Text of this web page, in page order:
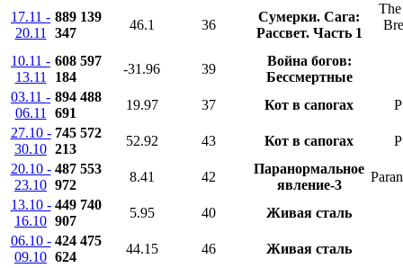
17.11 -
20.11
889 139
347
46.1 36
Сумерки. Сага:
Рассвет. Часть 1
10.11 -
13.11
608 597
184
-31.96 39
Война богов:
Бессмертные
03.11 -
06.11
894 488
691
19.97 37 Кот в сапогах
27.10 -
30.10
745 572
213
52.92 43 Кот в сапогах
20.10 -
23.10
487 553
972
8.41 42
Паранормальное
явление-3
13.10 -
16.10
449 740
907
5.95 40
Живая сталь
06.10 -
09.10
424 475
624
44.15 46
Живая сталь